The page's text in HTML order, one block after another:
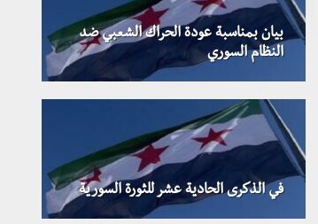
بيان بمناسبة عودة الحراك الشعبي ضد
النظام السوري
في الذكرى الحادية عشر للثورة السورية